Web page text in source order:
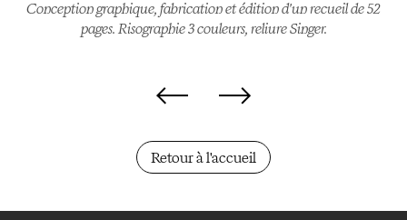
Conception graphique, fabrication et édition d'un recueil de 52
pages. Risographie 3 couleurs, reliure Singer.
Retour à l'accueil